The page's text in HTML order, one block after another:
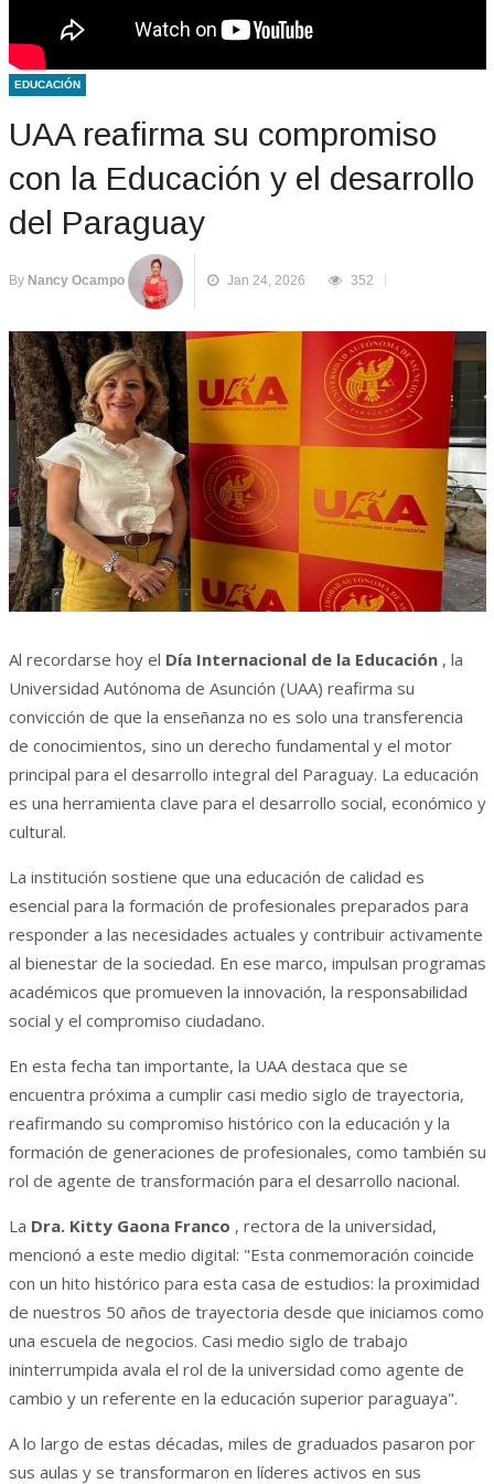
EDUCACIÓN
UAA reafirma su compromiso
con la Educación y el desarrollo
del Paraguay
By Nancy Ocampo Jan 24, 2026 352
Al recordarse hoy el Día Internacional de la Educación, la
Universidad Autónoma de Asunción (UAA) reafirma su
convicción de que la enseñanza no es solo una transferencia
de conocimientos, sino un derecho fundamental y el motor
principal para el desarrollo integral del Paraguay. La educación
es una herramienta clave para el desarrollo social, económico y
cultural.
La institución sostiene que una educación de calidad es
esencial para la formación de profesionales preparados para
responder a las necesidades actuales y contribuir activamente
al bienestar de la sociedad. En ese marco, impulsan programas
académicos que promueven la innovación, la responsabilidad
social y el compromiso ciudadano.
En esta fecha tan importante, la UAA destaca que se
encuentra próxima a cumplir casi medio siglo de trayectoria,
reafirmando su compromiso histórico con la educación y la
formación de generaciones de profesionales, como también su
rol de agente de transformación para el desarrollo nacional.
La Dra. Kitty Gaona Franco , rectora de la universidad,
mencionó a este medio digital: "Esta conmemoración coincide
con un hito histórico para esta casa de estudios: la proximidad
de nuestros 50 años de trayectoria desde que iniciamos como
una escuela de negocios. Casi medio siglo de trabajo
ininterrumpida avala el rol de la universidad como agente de
cambio y un referente en la educación superior paraguaya".
A lo largo de estas décadas, miles de graduados pasaron por
sus aulas y se transformaron en líderes activos en sus